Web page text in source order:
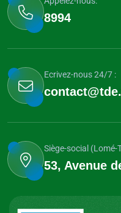
8994
Ecrivez-nous 24/7 :
Siège-social (Lomé-
53, Avenue